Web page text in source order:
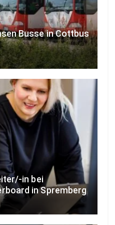
Busse in Cottbus
in bei
in Spremberg